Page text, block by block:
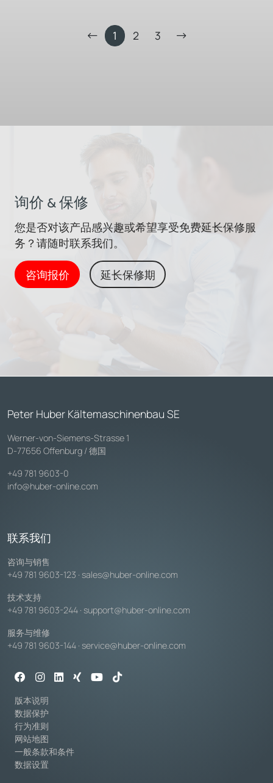
1 2 3
询价 & 保修
您是否对该产品感兴趣或希望享受免费延长保修服
务？请随时联系我们。
咨询报价 延长保修期
Peter Huber Kältemaschinenbau SE
Werner-von-Siemens-Strasse 1
D-77656 Offenburg / 德国
+49 781 9603-0
info@huber-online.com
联系我们
咨询与销售
+49 781 9603-123 · sales@huber-online.com
技术支持
+49 781 9603-244 · support@huber-online.com
服务与维修
+49 781 9603-144 · service@huber-online.com
版本说明
数据保护
行为准则
网站地图
一般条款和条件
数据设置